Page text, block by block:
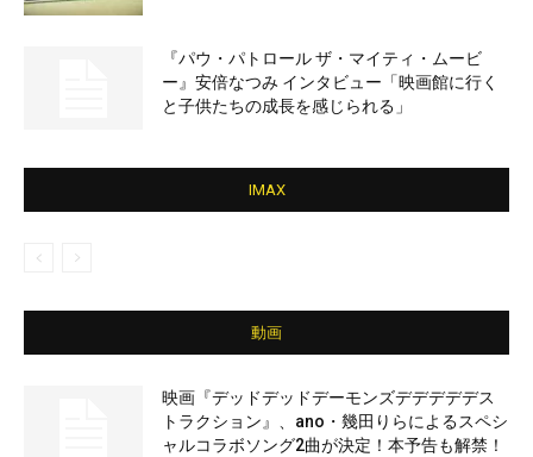
『パウ・パトロール ザ・マイティ・ムービ
ー』安倍なつみ インタビュー「映画館に行く
と子供たちの成長を感じられる」
IMAX
動画
映画『デッドデッドデーモンズデデデデデス
トラクション』、ano・幾田りらによるスペシ
ャルコラボソング2曲が決定！本予告も解禁！